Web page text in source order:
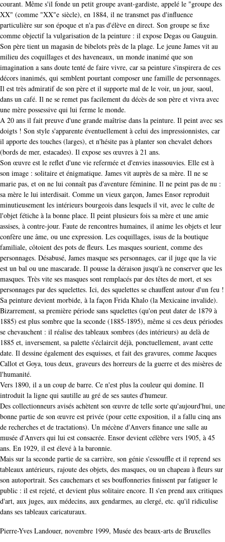
courant. Même s'il fonde un petit groupe avant-gardiste, appelé le "groupe des
XX" (comme "XX"e siècle), en 1884, il ne transmet pas d'influence
particulière sur son époque et n'a pas d'élève en direct. Son groupe se fixe
comme objectif la vulgarisation de la peinture : il expose Degas ou Gauguin.
Son père tient un magasin de bibelots près de la plage. Le jeune James vit au
milieu des coquillages et des haveneaux, un monde inanimé que son
imagination a sans doute tenté de faire vivre, car sa peinture s'inspirera de ces
décors inanimés, qui semblent pourtant composer une famille de personnages.
Il est très admiratif de son père et il supporte mal de le voir, un jour, saoul,
dans un café. Il ne se remet pas facilement du décès de son père et vivra avec
une mère possessive qui lui ferme le monde.
A 20 ans il fait preuve d'une grande maîtrise dans la peinture. Il peint avec ses
doigts ! Son style s'apparente éventuellement à celui des impressionnistes, car
il apporte des touches (larges), et n'hésite pas à planter son chevalet dehors
(bords de mer, estacades). Il expose ses œuvres à 21 ans.
Son œuvre est le reflet d'une vie refermée et d'envies inassouvies. Elle est à
son image : solitaire et énigmatique. James vit auprès de sa mère. Il ne se
marie pas, et on ne lui connaît pas d'aventure féminine. Il ne peint pas de nu :
sa mère le lui interdisait. Comme un vieux garçon, James Ensor reproduit
minutieusement les intérieurs bourgeois dans lesquels il vit, avec le culte de
l'objet fétiche à la bonne place. Il peint plusieurs fois sa mère et une amie
assises, à contre-jour. Faute de rencontres humaines, il anime les objets et leur
confère une âme, ou une expression. Les coquillages, issus de la boutique
familiale, côtoient des pots de fleurs. Les masques sourient, comme des
personnages. Désabusé, James masque ses personnages, car il juge que la vie
est un bal ou une mascarade. Il pousse la déraison jusqu'à ne conserver que les
masques. Très vite ses masques sont remplacés par des têtes de mort, et ses
personnages par des squelettes. Ici, des squelettes se chauffent autour d'un feu !
Sa peinture devient morbide, à la façon Frida Khalo (la Mexicaine invalide).
Bizarrement, sa première période sans squelettes (qu'on peut dater de 1879 à
1885) est plus sombre que la seconde (1885-1895), même si ces deux périodes
se chevauchent : il réalise des tableaux sombres (des intérieurs) au delà de
1885 et, inversement, sa palette s'éclaircit déjà, ponctuellement, avant cette
date. Il dessine également des esquisses, et fait des gravures, comme Jacques
Callot et Goya, tous deux, graveurs des horreurs de la guerre et des misères de
l'humanité.
Vers 1890, il a un coup de barre. Ce n'est plus la couleur qui domine. Il
introduit la ligne qui sautille au gré de ses sautes d'humeur.
Des collectionneurs avisés achètent son œuvre de telle sorte qu'aujourd'hui, une
bonne partie de son œuvre est privée (pour cette exposition, il a fallu cinq ans
de recherches et de tractations). Un mécène d'Anvers finance une salle au
musée d'Anvers qui lui est consacrée. Ensor devient célèbre vers 1905, à 45
ans. En 1929, il est élevé à la baronnie.
Mais sur la seconde partie de sa carrière, son génie s'essouffle et il reprend ses
tableaux antérieurs, rajoute des objets, des masques, ou un chapeau à fleurs sur
son autoportrait. Ses cauchemars et ses bouffonneries finissent par fatiguer le
public : il est rejeté, et devient plus solitaire encore. Il s'en prend aux critiques
d'art, aux juges, aux médecins, aux gendarmes, au clergé, etc. qu'il ridiculise
dans ses tableaux caricaturaux.
Pierre-Yves Landouer, novembre 1999, Musée des beaux-arts de Bruxelles